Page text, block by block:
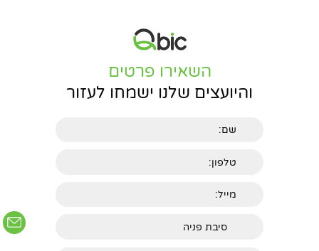
חפשו באתר
השאירו פרטים
והיועצים שלנו ישמחו לעזור